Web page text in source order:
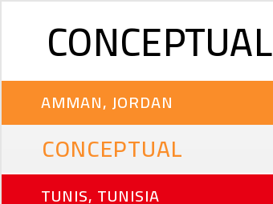
CONCEPTUAL
AMMAN, JORDAN
CONCEPTUAL
TUNIS, TUNISIA